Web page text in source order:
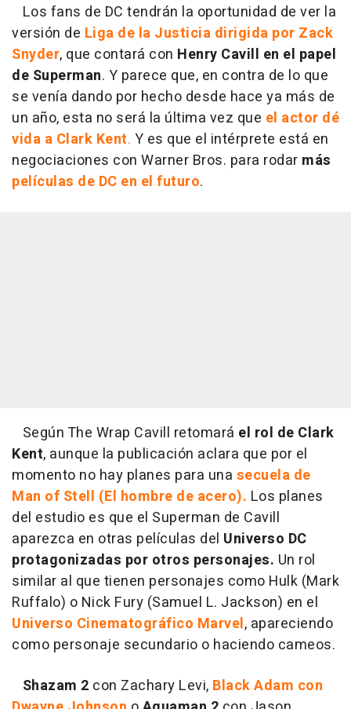
Los fans de DC tendrán la oportunidad de ver la
versión de Liga de la Justicia dirigida por Zack
Snyder, que contará con Henry Cavill en el papel
de Superman. Y parece que, en contra de lo que
se venía dando por hecho desde hace ya más de
un año, esta no será la última vez que el actor dé
vida a Clark Kent. Y es que el intérprete está en
negociaciones con Warner Bros. para rodar más
películas de DC en el futuro.
Según The Wrap Cavill retomará el rol de Clark
Kent, aunque la publicación aclara que por el
momento no hay planes para una secuela de
Man of Stell (El hombre de acero). Los planes
del estudio es que el Superman de Cavill
aparezca en otras películas del Universo DC
protagonizadas por otros personajes. Un rol
similar al que tienen personajes como Hulk (Mark
Ruffalo) o Nick Fury (Samuel L. Jackson) en el
Universo Cinematográfico Marvel, apareciendo
como personaje secundario o haciendo cameos.
Shazam 2 con Zachary Levi, Black Adam con